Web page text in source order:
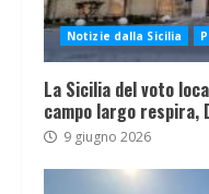
Notizie dalla Sicilia
La Sicilia del voto
campo largo respira,
9 giugno 2026